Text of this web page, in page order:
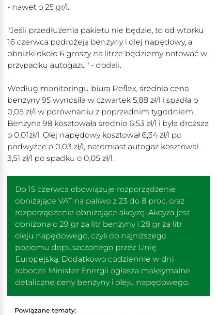
- nawet o 25 gr/l.
"Jeśli przedłużenia pakietu nie będzie, to od wtorku
16 czerwca podrożeją benzyny i olej napędowy, a
obniżki około 6 groszy na litrze będziemy notować w
przypadku autogazu" - dodali.
Według monitoringu biura Reflex, średnia cena
benzyny 95 wynosiła w czwartek 5,88 zł/l i spadła o
0,05 zł/l w porównaniu z poprzednim tygodniem.
Benzyna 98 kosztowała średnio 6,53 zł/l i była droższa
o 0,01zł/l. Olej napędowy kosztował 6,34 zł/l po
podwyżce o 0,03 zł/l, natomiast autogaz kosztował
3,51 zł/l po spadku o 0,05 zł/l.
Do 15 czerwca obowiązuje rozporządzenie
obniżające VAT na paliwo z 23 do 8 proc. oraz
rozporządzenie obniżające akcyzę. Akcyza jest
obniżona o 29 gr za litr benzyny i 28 gr za litr
oleju napędowego, czyli do najniższego
poziomu dopuszczonego przez Unię
Europejską. Dodatkowo codziennie w dni
robocze Minister Energii ogłasza maksymalne
detaliczne ceny benzyny i oleju napędowego.
Powiązane tematy: